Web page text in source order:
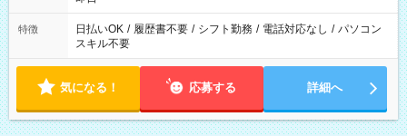
特徴 日払いOK / 履歴書不要 / シフト勤務 / 電話対応なし / パソコン
スキル不要
気になる！ 応募する 詳細へ